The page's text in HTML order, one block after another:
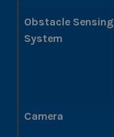
Obstacle Sensing
System
Camera